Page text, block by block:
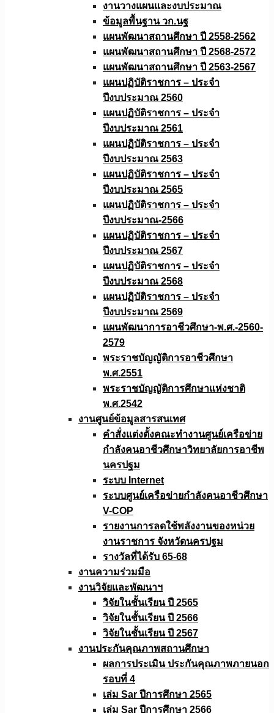
งานวางแผนและงบประมาณ
ข้อมูลพื้นฐาน วก.นฐ
แผนพัฒนาสถานศึกษา ปี 2558-2562
แผนพัฒนาสถานศึกษา ปี 2568-2572
แผนพัฒนาสถานศึกษา ปี 2563-2567
แผนปฏิบัติราชการ – ประจำ
ปีงบประมาณ 2560
แผนปฏิบัติราชการ – ประจำ
ปีงบประมาณ 2561
แผนปฏิบัติราชการ – ประจำ
ปีงบประมาณ 2563
แผนปฏิบัติราชการ – ประจำ
ปีงบประมาณ 2565
แผนปฏิบัติราชการ – ประจำ
ปีงบประมาณ-2566
แผนปฏิบัติราชการ – ประจำ
ปีงบประมาณ 2567
แผนปฏิบัติราชการ – ประจำ
ปีงบประมาณ 2568
แผนปฏิบัติราชการ – ประจำ
ปีงบประมาณ 2569
แผนพัฒนาการอาชีวศึกษา-พ.ศ.-2560-
2579
พระราชบัญญัติการอาชีวศึกษา
พ.ศ.2551
พระราชบัญญัติการศึกษาแห่งชาติ
พ.ศ.2542
งานศูนย์ข้อมูลสารสนเทศ
คำสั่งแต่งตั้งคณะทำงานศูนย์เครือข่าย
กำลังคนอาชีวศึกษาวิทยาลัยการอาชีพ
นครปฐม
ระบบ Internet
ระบบศูนย์เครือข่ายกำลังคนอาชีวศึกษา
V-COP
รายงานการลดใช้พลังงานของหน่วย
งานราชการ จังหวัดนครปฐม
รางวัลที่ได้รับ 65-68
งานความร่วมมือ
งานวิจัยเเละพัฒนาฯ
วิจัยในชั้นเรียน ปี 2565
วิจัยในชั้นเรียน ปี 2566
วิจัยในชั้นเรียน ปี 2567
งานประกันคุณภาพสถานศึกษา
ผลการประเมิน ประกันคุณภาพภายนอก
รอบที่ 4
เล่ม Sar ปีการศึกษา 2565
เล่ม Sar ปีการศึกษา 2566